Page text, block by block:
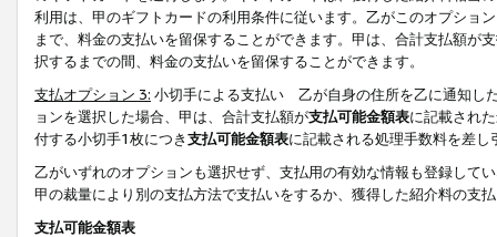
利用は、甲のギフトカードの利用条件に従います。乙がこのオプショ
まで、料金の支払いを留保することができます。甲は、合計支払額が
択するまでの間、料金の支払いを留保することができます。
支払オプション 3: 小切手による支払い 乙が自身の住所を乙に通知し
ョンを選択した場合、甲は、合計支払額が支払可能金額表に記載され
付する小切手1枚につき支払可能金額表に記載される処理手数料を差し
乙がいずれのオプションも選択せず、支払用の有効な情報も登録して
甲の裁量により別の支払方法で支払いをするか、獲得した紹介料の支
支払可能金額表